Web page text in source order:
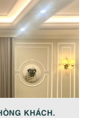
KHÁCH.